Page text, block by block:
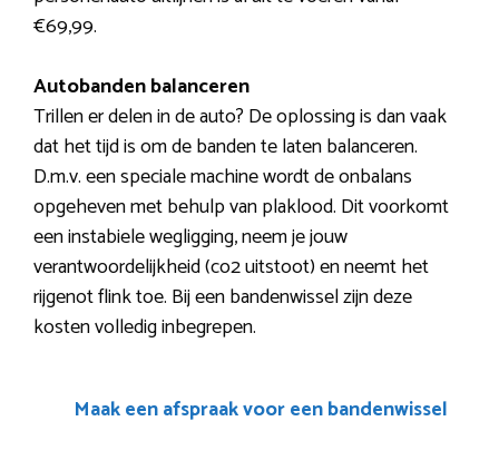
€69,99.
Autobanden balanceren
Trillen er delen in de auto? De oplossing is dan vaak
dat het tijd is om de banden te laten balanceren.
D.m.v. een speciale machine wordt de onbalans
opgeheven met behulp van plaklood. Dit voorkomt
een instabiele wegligging, neem je jouw
verantwoordelijkheid (co2 uitstoot) en neemt het
rijgenot flink toe. Bij een bandenwissel zijn deze
kosten volledig inbegrepen.
Maak een afspraak voor een bandenwissel